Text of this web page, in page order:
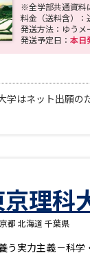
※全学部共通資料
料金（送料含）：
発送方法：ゆうメ
発送予定日： 本日
学はネット出願の
理科
都 北海道 千葉県
う実力主義－科学